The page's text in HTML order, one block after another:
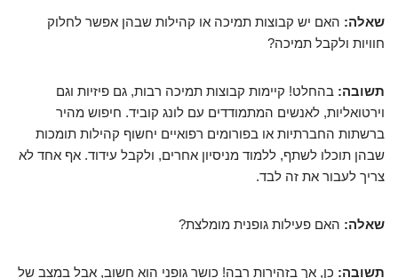
שאלה: האם יש קבוצות תמיכה או קהילות שבהן אפשר לחלוק
חוויות ולקבל תמיכה?
תשובה: בהחלט! קיימות קבוצות תמיכה רבות, גם פיזיות וגם
וירטואליות, לאנשים המתמודדים עם לונג קוביד. חיפוש מהיר
ברשתות החברתיות או בפורומים רפואיים יחשוף קהילות תומכות
שבהן תוכלו לשתף, ללמוד מניסיון אחרים, ולקבל עידוד. אף אחד לא
צריך לעבור את זה לבד.
שאלה: האם פעילות גופנית מומלצת?
תשובה: כן, אך בזהירות רבה! כושר גופני הוא חשוב, אבל במצב של